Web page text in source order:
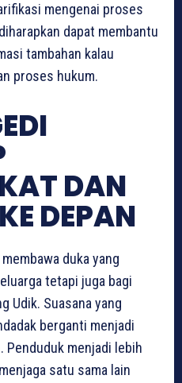
mengenai proses
dapat membantu
tambahan kalau
proses hukum.
DAN
DEPAN
duka yang
tetapi juga bagi
Udik. Suasana yang
berganti menjadi
Penduduk menjadi lebih
satu sama lain